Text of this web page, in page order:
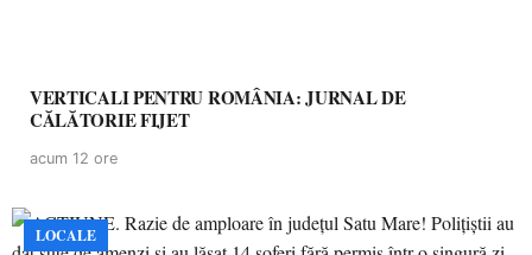
VERTICALI PENTRU ROMÂNIA: JURNAL DE
CĂLĂTORIE FIJET
acum 12 ore
LOCALE